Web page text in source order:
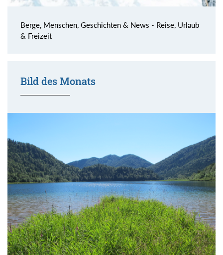
Berge, Menschen, Geschichten & News - Reise, Urlaub
& Freizeit
Bild des Monats